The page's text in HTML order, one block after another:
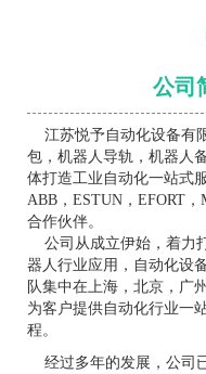
公司
江苏悦予自动化设备有
包，机器人导轨，机器人
体打造工业自动化一站式
ABB，ESTUN，EFORT
合作伙伴。
公司从成立伊始，着力
器人行业应用，自动化设
队集中在上海，北京，广
为客户提供自动化行业一
程。
经过多年的发展，公司